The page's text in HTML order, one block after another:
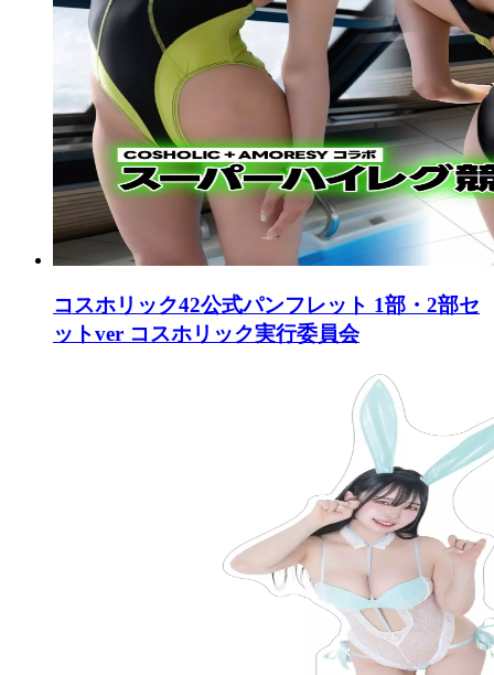
コスホリック42公式パンフレット 1部・2部セ
ットver コスホリック実行委員会